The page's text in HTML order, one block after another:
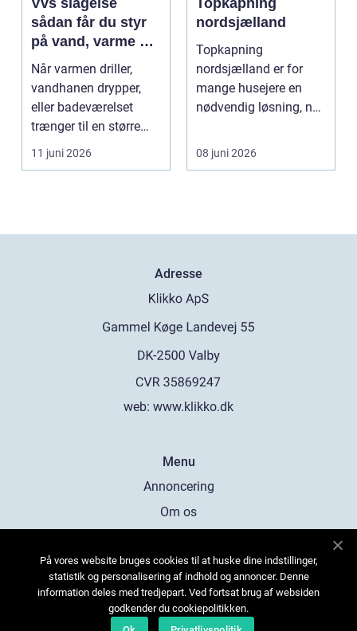
Vvs slagelse
sådan får du styr
på vand, varme og
energi i din bolig
Når varmen driller,
vandhanen drypper,
eller badeværelset
trænger til en større
renovering, er en dy...
11 juni 2026
Topkapning
nordsjælland
Topkapning
nordsjælland er for
mange husejere en
nødvendig løsning, når
mørke, ut...
08 juni 2026
Adresse
web: www.klikko.dk
Menu
Annoncering
Om os
Kontakt os
Sitemap
På vores website bruges cookies til at huske dine indstillinger,
statistik og personalisering af indhold og annoncer. Denne
information deles med tredjepart. Ved fortsat brug af websiden
godkender du cookiepolitikken.